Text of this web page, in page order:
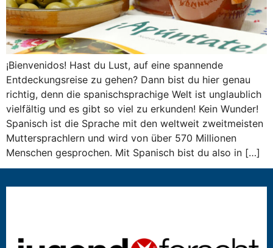
¡Bienvenidos! Hast du Lust, auf eine spannende
Entdeckungsreise zu gehen? Dann bist du hier genau
richtig, denn die spanischsprachige Welt ist unglaublich
vielfältig und es gibt so viel zu erkunden! Kein Wunder!
Spanisch ist die Sprache mit den weltweit zweitmeisten
Muttersprachlern und wird von über 570 Millionen
Menschen gesprochen. Mit Spanisch bist du also in […]